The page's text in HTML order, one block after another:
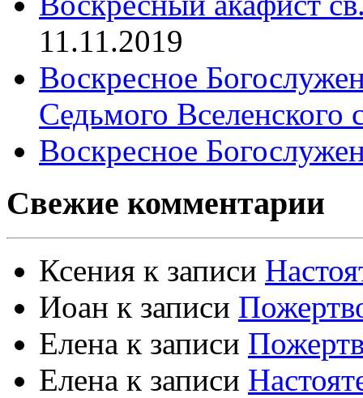
11.11.2019
Воскресное
Седьмого Вселенского
Воскресное
Свежие комментарии
Ксения к записи
Иоан к записи
Елена к записи
Елена к записи